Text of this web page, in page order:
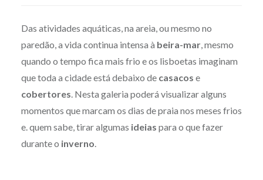
Das atividades aquáticas, na areia, ou mesmo no
paredão, a vida continua intensa à beira-mar, mesmo
quando o tempo fica mais frio e os lisboetas imaginam
que toda a cidade está debaixo de casacos e
cobertores. Nesta galeria poderá visualizar alguns
momentos que marcam os dias de praia nos meses frios
e. quem sabe, tirar algumas ideias para o que fazer
durante o inverno.